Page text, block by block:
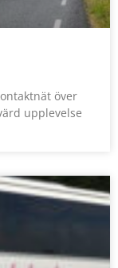
över
upplevelse